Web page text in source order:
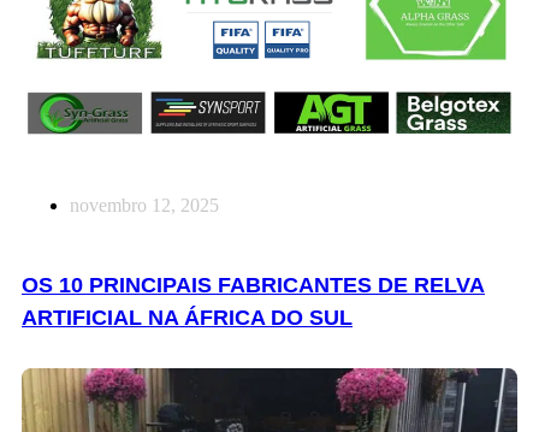
novembro 12, 2025
OS 10 PRINCIPAIS FABRICANTES DE RELVA
ARTIFICIAL NA ÁFRICA DO SUL